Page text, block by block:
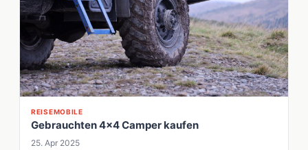
REISEMOBILE
Gebrauchten 4x4 Camper kaufen
25. Apr 2025